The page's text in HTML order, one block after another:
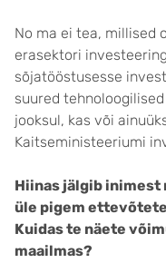
No ma ei tea, millised
erasektori
sõjatööstusesse
suured
jooksul, kas või
Kaitseministeeriumi
Hiinas jälgib inimest
üle pigem
Kuidas te näete
maailmas?